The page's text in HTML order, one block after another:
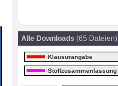
Alle Downloads (65 Dateien)
Klausurangabe
Stoffzusammenfassung